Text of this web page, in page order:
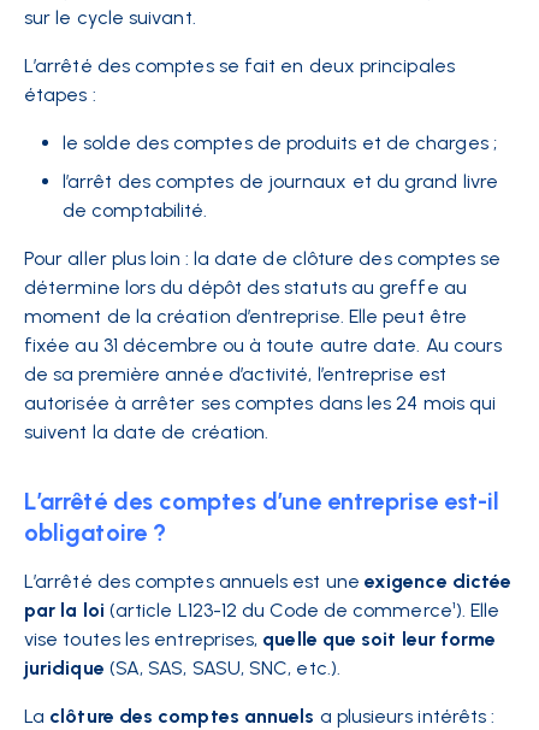
sur le cycle suivant.
L’arrêté des comptes se fait en deux principales
étapes :
le solde des comptes de produits et de charges ;
l’arrêt des comptes de journaux et du grand livre
de comptabilité.
Pour aller plus loin : la date de clôture des comptes se
détermine lors du dépôt des statuts au greffe au
moment de la création d’entreprise. Elle peut être
fixée au 31 décembre ou à toute autre date. Au cours
de sa première année d’activité, l’entreprise est
autorisée à arrêter ses comptes dans les 24 mois qui
suivent la date de création.
L’arrêté des comptes d’une entreprise est-il
obligatoire ?
L’arrêté des comptes annuels est une exigence dictée
par la loi (article L123-12 du Code de commerce¹). Elle
vise toutes les entreprises, quelle que soit leur forme
juridique (SA, SAS, SASU, SNC, etc.).
La clôture des comptes annuels a plusieurs intérêts :